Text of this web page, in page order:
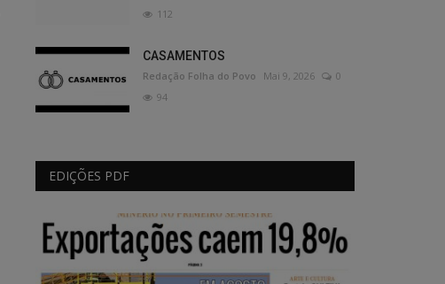
112
CASAMENTOS
Redação Folha do Povo Mai 9, 2026
0
94
EDIÇÕES PDF